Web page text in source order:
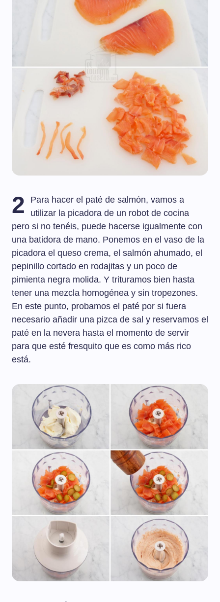
2
Para hacer el paté de salmón, vamos a
utilizar la picadora de un robot de cocina
pero si no tenéis, puede hacerse igualmente con
una batidora de mano. Ponemos en el vaso de la
picadora el queso crema, el salmón ahumado, el
pepinillo cortado en rodajitas y un poco de
pimienta negra molida. Y trituramos bien hasta
tener una mezcla homogénea y sin tropezones.
En este punto, probamos el paté por si fuera
necesario añadir una pizca de sal y reservamos el
paté en la nevera hasta el momento de servir
para que esté fresquito que es como más rico
está.